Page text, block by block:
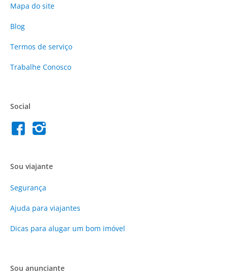
Mapa do site
Blog
Termos de serviço
Trabalhe Conosco
Social
Sou viajante
Segurança
Ajuda para viajantes
Dicas para alugar um bom imóvel
Sou anunciante